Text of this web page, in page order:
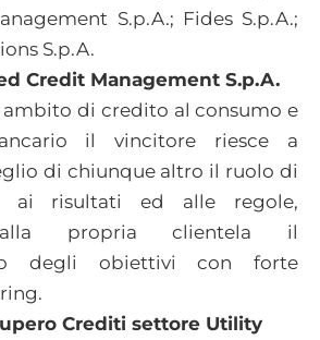
S.p.A.; Fides S.p.A.;
S.p.A.
Credit Management S.p.A.
ambito di credito al consumo e
il vincitore riesce a
di chiunque altro il ruolo di
ai risultati ed alle regole,
alla propria clientela il
degli obiettivi con forte
Crediti settore Utility